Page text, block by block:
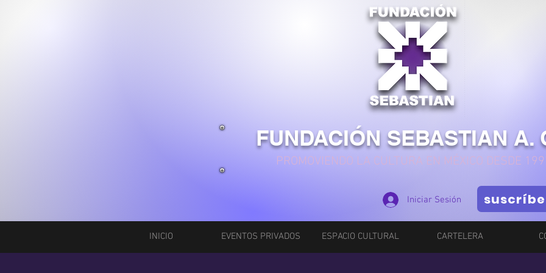
FUNDACIÓN SEBASTIAN A.
PROMOVIENDO LA CULTURA EN MÉXICO DESDE
Iniciar Sesión
INICIO EVENTOS PRIVADOS ESPACIO CULTURAL CARTELERA